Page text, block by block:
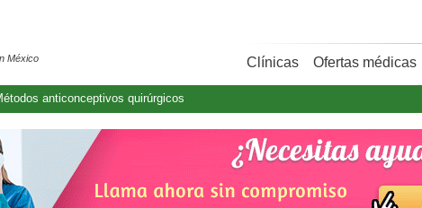
México Clínicas Ofertas médicas
anticonceptivos quirúrgicos